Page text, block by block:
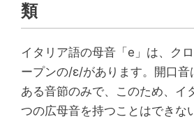
類
イタリア語の母音「e」は、ク
ープンの/ɛ/があります。開口
ある音節のみで、このため、イ
つの広母音を持つことはできな